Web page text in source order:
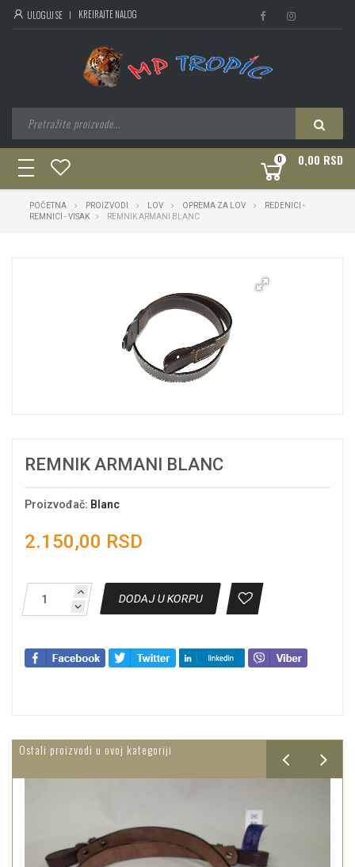
ULOGUJ SE KREIRAJTE NALOG
toggle
navigation
0 0,00 RSD
POČETNA PROIZVODI LOV OPREMA ZA LOV
REDENICI -
REMNICI - VISAK
REMNIK ARMANI BLANC
REMNIK ARMANI BLANC
Proizvođač: Blanc
2.150,00 RSD
DODAJ U KORPU
Ostali proizvodi u ovoj kategoriji